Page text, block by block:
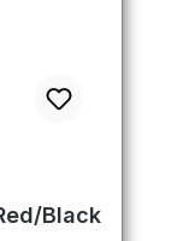
4 von 5 Sternen
Black